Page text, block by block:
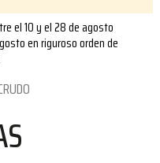
el 10 y el 28 de agosto
en riguroso orden de